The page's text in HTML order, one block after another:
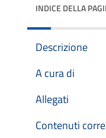
INDICE DELLA
Descrizione
A cura di
Allegati
Contenuti